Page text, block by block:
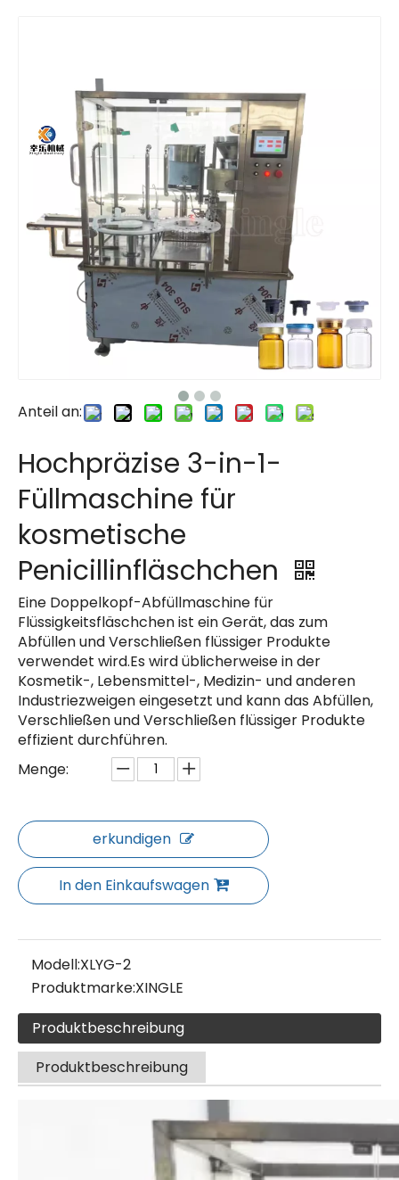
Anteil an:
Hochpräzise 3-in-1-
Füllmaschine für
kosmetische
Penicillinfläschchen
Eine Doppelkopf-Abfüllmaschine für
Flüssigkeitsfläschchen ist ein Gerät, das zum
Abfüllen und Verschließen flüssiger Produkte
verwendet wird.Es wird üblicherweise in der
Kosmetik-, Lebensmittel-, Medizin- und anderen
Industriezweigen eingesetzt und kann das Abfüllen,
Verschließen und Verschließen flüssiger Produkte
effizient durchführen.
Menge:
erkundigen
In den Einkaufswagen
Modell:XLYG-2
Produktmarke:XINGLE
Produktbeschreibung
Produktbeschreibung